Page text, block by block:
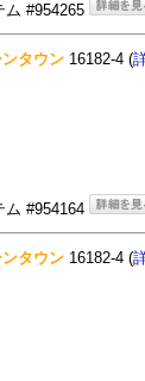
ム #954265
タウン 16182-4 (
ム #954164
タウン 16182-4 (